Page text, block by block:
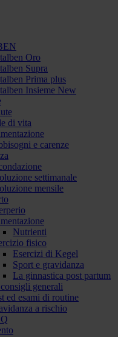
Oro
Supra
Prima plus
Insieme New
di vita
e carenze
settimanale
mensile
Nutrienti
fisico
Esercizi di Kegel
Sport e gravidanza
La ginnastica post partum
generali
ed esami di routine
a rischio